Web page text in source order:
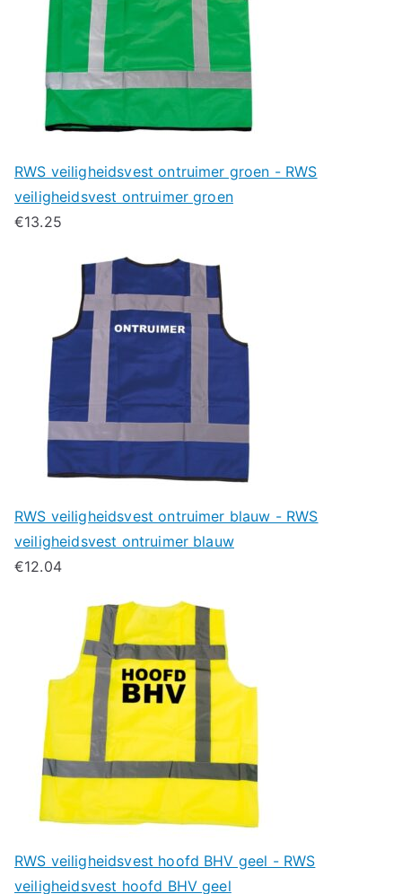
RWS veiligheidsvest ontruimer groen - RWS
veiligheidsvest ontruimer groen
€13.25
RWS veiligheidsvest ontruimer blauw - RWS
veiligheidsvest ontruimer blauw
€12.04
RWS veiligheidsvest hoofd BHV geel - RWS
veiligheidsvest hoofd BHV geel